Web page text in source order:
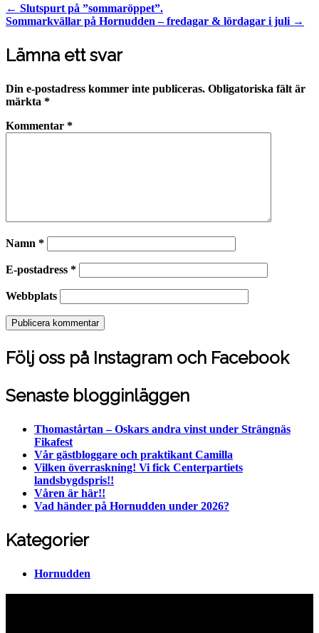
Post
navigation
← Slutspurt på ”sommaröppet”.
Sommarkvällar på Hornudden – fredagar & lördagar i juli →
Lämna ett svar
Din e-postadress kommer inte publiceras. Obligatoriska fält är
märkta *
Kommentar *
Namn *
E-postadress *
Webbplats
Följ oss på Instagram och Facebook
Senaste blogginläggen
Thomastårtan – Oskars andra vinst under Strängnäs
Fikafest
Vår gästbloggare och praktikant Camilla
Vilken överraskning! Vi fick Centerpartiets
landsbygdspris!!
Våren är här!!
Vad händer på Hornudden under 2026?
Kategorier
Hornudden